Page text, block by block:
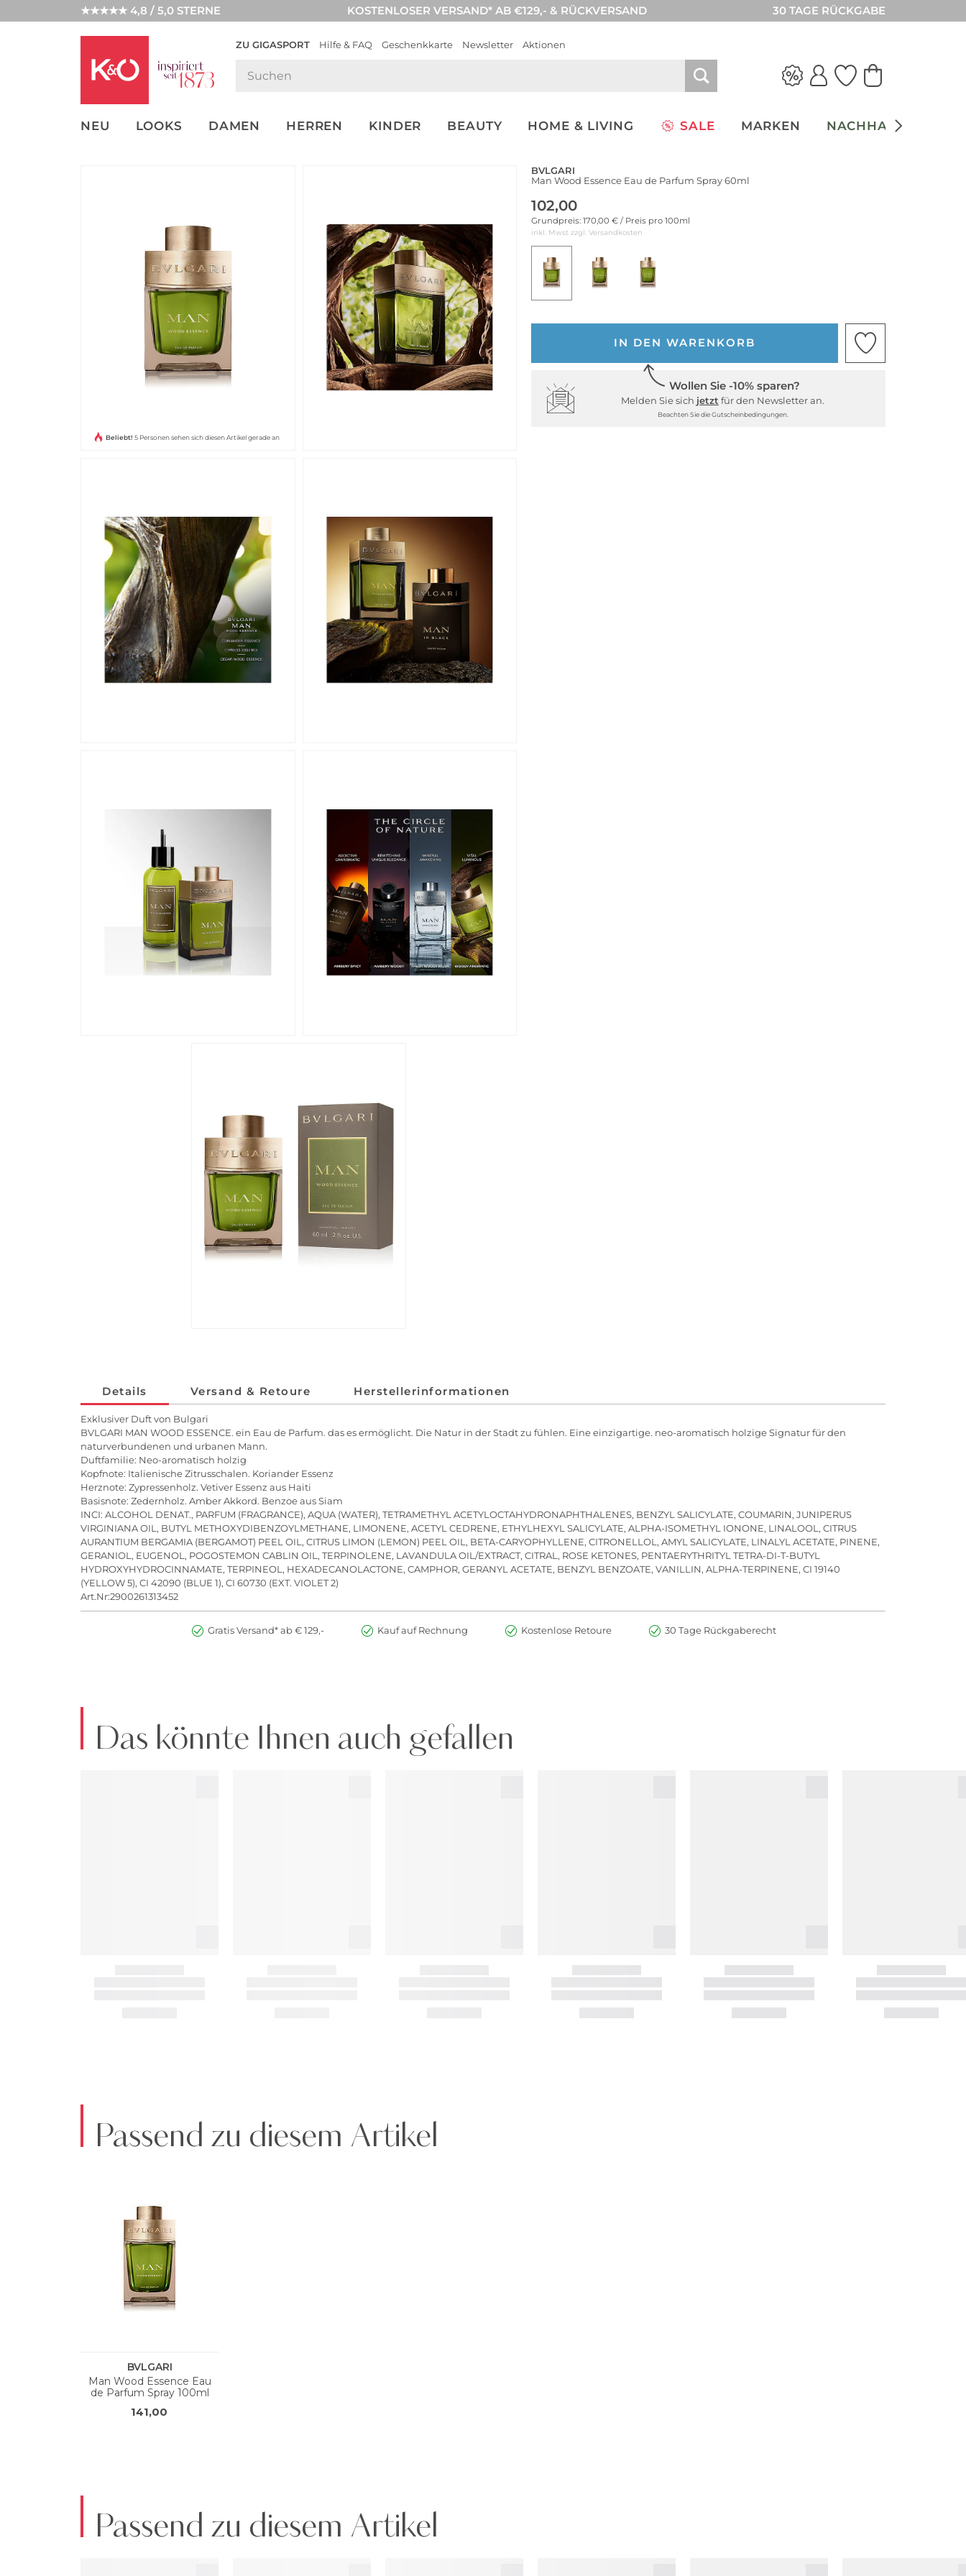
★★★★★ 4,8 / 5,0 STERNE KOSTENLOSER VERSAND* AB €129,- & RÜCKVERSAND 30 TAGE RÜCKGABE
ZU GIGASPORT Hilfe & FAQ Geschenkkarte Newsletter Aktionen
NEU LOOKS DAMEN HERREN KINDER BEAUTY HOME & LIVING SALE MARKEN NACHHALTIGKEIT
NEW IN
WEDDING
Beliebt! 5 Personen sehen sich diesen Artikel gerade an
BVLGARI
Man Wood Essence Eau de Parfum Spray 60ml
102,00
Grundpreis: 170,00 € / Preis pro 100ml
inkl. Mwst zzgl. Versandkosten
IN DEN WARENKORB
Wollen Sie -10% sparen?
Melden Sie sich jetzt für den Newsletter an.
Beachten Sie die Gutscheinbedingungen.
Details Versand & Retoure Herstellerinformationen
Exklusiver Duft von Bulgari
BVLGARI MAN WOOD ESSENCE. ein Eau de Parfum. das es ermöglicht. Die Natur in der Stadt zu fühlen. Eine einzigartige. neo-aromatisch holzige Signatur für den
naturverbundenen und urbanen Mann.
Duftfamilie: Neo-aromatisch holzig
Kopfnote: Italienische Zitrusschalen. Koriander Essenz
Herznote: Zypressenholz. Vetiver Essenz aus Haiti
Basisnote: Zedernholz. Amber Akkord. Benzoe aus Siam
INCI: ALCOHOL DENAT., PARFUM (FRAGRANCE), AQUA (WATER), TETRAMETHYL ACETYLOCTAHYDRONAPHTHALENES, BENZYL SALICYLATE, COUMARIN, JUNIPERUS
VIRGINIANA OIL, BUTYL METHOXYDIBENZOYLMETHANE, LIMONENE, ACETYL CEDRENE, ETHYLHEXYL SALICYLATE, ALPHA-ISOMETHYL IONONE, LINALOOL, CITRUS
AURANTIUM BERGAMIA (BERGAMOT) PEEL OIL, CITRUS LIMON (LEMON) PEEL OIL, BETA-CARYOPHYLLENE, CITRONELLOL, AMYL SALICYLATE, LINALYL ACETATE, PINENE,
GERANIOL, EUGENOL, POGOSTEMON CABLIN OIL, TERPINOLENE, LAVANDULA OIL/EXTRACT, CITRAL, ROSE KETONES, PENTAERYTHRITYL TETRA-DI-T-BUTYL
HYDROXYHYDROCINNAMATE, TERPINEOL, HEXADECANOLACTONE, CAMPHOR, GERANYL ACETATE, BENZYL BENZOATE, VANILLIN, ALPHA-TERPINENE, CI 19140
(YELLOW 5), CI 42090 (BLUE 1), CI 60730 (EXT. VIOLET 2)
Art.Nr:2900261313452
Gratis Versand* ab € 129,- Kauf auf Rechnung Kostenlose Retoure 30 Tage Rückgaberecht
Das könnte Ihnen auch gefallen
Passend zu diesem Artikel
Passend zu diesem Artikel